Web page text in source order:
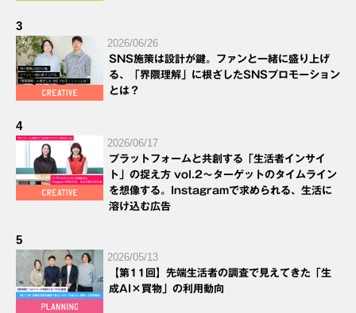
3
2026/06/26
SNS施策は設計が鍵。ファンと一緒に盛り上げ
る、「界隈理解」に根ざしたSNSプロモーション
とは？
4
2026/06/17
プラットフォームと共創する「生活者インサイ
ト」の捉え方 vol.2～ターゲットのタイムライン
を想像する。Instagramで求められる、生活に
溶け込む広告
5
2026/05/13
【第11回】先端生活者の調査で見えてきた「生
成AI×買物」の利用動向